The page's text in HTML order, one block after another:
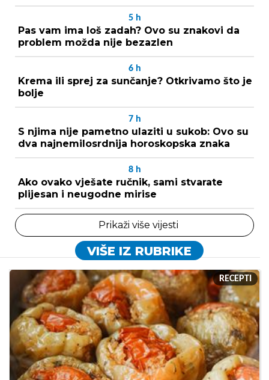
5 h
Pas vam ima loš zadah? Ovo su znakovi da
problem možda nije bezazlen
6 h
Krema ili sprej za sunčanje? Otkrivamo što je
bolje
7 h
S njima nije pametno ulaziti u sukob: Ovo su
dva najnemilosrdnija horoskopska znaka
8 h
Ako ovako vješate ručnik, sami stvarate
plijesan i neugodne mirise
Prikaži više vijesti
VIŠE IZ RUBRIKE
RECEPTI